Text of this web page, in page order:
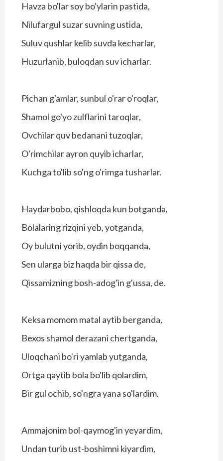
Havza bo'lar soy bo'ylarin pastida,
Nilufargul suzar suvning ustida,
Suluv qushlar kelib suvda kecharlar,
Huzurlanib, buloqdan suv icharlar.
Pichan g'amlar, sunbul o'rar o'roqlar,
Shamol go'yo zulflarini taroqlar,
Ovchilar quv bedanani tuzoqlar,
O'rimchilar ayron quyib icharlar,
Kuchga to'lib so'ng o'rimga tusharlar.
Haydarbobo, qishloqda kun botganda,
Bolalaring rizqini yeb, yotganda,
Oy bulutni yorib, oydin boqqanda,
Sen ularga biz haqda bir qissa de,
Qissamizning bosh-adog'in g'ussa, de.
Keksa momom matal aytib berganda,
Bexos shamol derazani chertganda,
Uloqchani bo'ri yamlab yutganda,
Ortga qaytib bola bo'lib qolardim,
Bir gul ochib, so'ngra yana so'lardim.
Ammajonim bol-qaymog'in yeyardim,
Undan turib ust-boshimni kiyardim,